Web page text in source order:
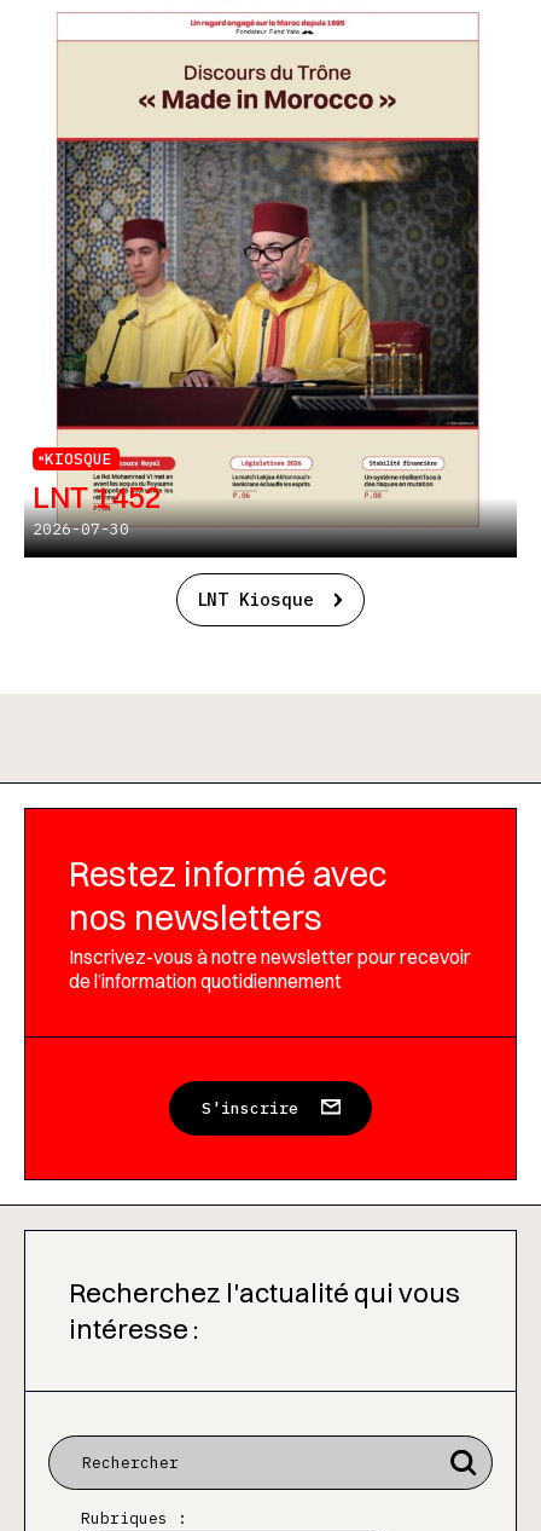
KIOSQUE
LNT 1452
2026-07-30
LNT Kiosque
Restez informé avec
nos newsletters
Inscrivez-vous à notre newsletter pour recevoir
de l’information quotidiennement
S'inscrire
Recherchez l'actualité qui vous
intéresse :
Rubriques :